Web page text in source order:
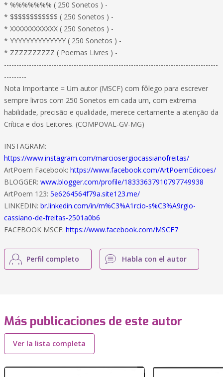
* %%%%%%% ( 250 Sonetos ) -
* $$$$$$$$$$$$ ( 250 Sonetos ) -
* XXXXXXXXXXXX ( 250 Sonetos ) -
* YYYYYYYYYYYYYY ( 250 Sonetos ) -
* ZZZZZZZZZZ ( Poemas Livres ) -
--------------------------------------------------------------------------------------
---------
Nota Importante = Um autor (MSCF) com fôlego para escrever
sempre livros com 250 Sonetos em cada um, com extrema
habilidade, precisão e qualidade, merece certamente a atenção da
Crítica e dos Leitores. (COMPOVAL-GV-MG)
INSTAGRAM:
https://www.instagram.com/marciosergiocassianofreitas/
ArtPoem Facebook: https://www.facebook.com/ArtPoemEdicoes/
BLOGGER: www.blogger.com/profile/18333637910797749938
ArtPoem 123: 5e6264564f79a.site123.me/
LINKEDIN: br.linkedin.com/in/m%C3%A1rcio-s%C3%A9rgio-
cassiano-de-freitas-2501a0b6
FACEBOOK MSCF: https://www.facebook.com/MSCF7
Perfil completo Habla con el autor
Más publicaciones de este autor
Ver la lista completa